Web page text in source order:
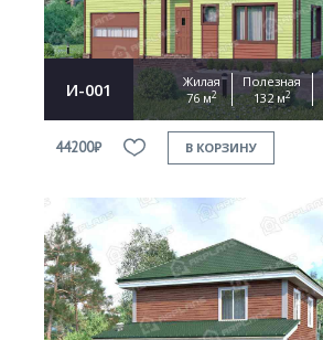
И-001
Жилая
76 м2
Полезная
132 м2
44200₽ В КОРЗИНУ